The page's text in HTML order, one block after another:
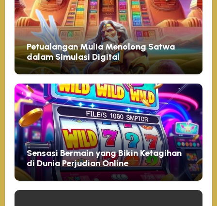
Petualangan Mulia Menolong Satwa
dalam Simulasi Digital
Sensasi Bermain yang Bikin Ketagihan
di Dunia Perjudian Online